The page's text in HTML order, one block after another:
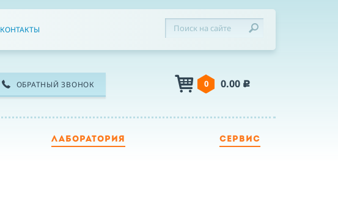
КОНТАКТЫ
ОБРАТНЫЙ ЗВОНОК 0 0.00 c
ЛАБОРАТОРИЯ СЕРВИС